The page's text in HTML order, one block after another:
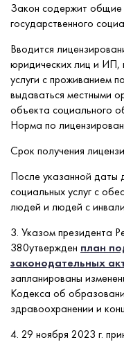
Закон содержит
государственного
Вводится
юридических лиц и ИП,
услуги с проживанием
выдаваться местными
объекта социального
Норма по
Срок получения
После указанной даты
социальных услуг с
людей и людей с
3. Указом президента
380утвержден план
законодательных
запланированы
Кодекса об
здравоохранении и
4. 29 ноября 2023 г.